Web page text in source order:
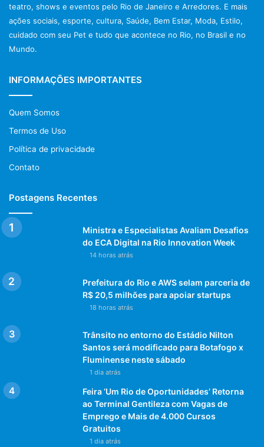
teatro, shows e eventos pelo Rio de Janeiro e Arredores. E mais
ações sociais, esporte, cultura, Saúde, Bem Estar, Moda, Estilo,
cuidado com seu Pet e tudo que acontece no Rio, no Brasil e no
Mundo.
INFORMAÇÕES IMPORTANTES
Quem Somos
Termos de Uso
Política de privacidade
Contato
Postagens Recentes
Ministra e Especialistas Avaliam Desafios
do ECA Digital na Rio Innovation Week
14 horas atrás
Prefeitura do Rio e AWS selam parceria de
R$ 20,5 milhões para apoiar startups
18 horas atrás
Trânsito no entorno do Estádio Nilton
Santos será modificado para Botafogo x
Fluminense neste sábado
1 dia atrás
Feira ‘Um Rio de Oportunidades’ Retorna
ao Terminal Gentileza com Vagas de
Emprego e Mais de 4.000 Cursos
Gratuitos
1 dia atrás